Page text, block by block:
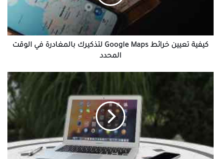
الوقت
المحدد
كيفية تعيين خرائط Google Maps لتذكيرك بالمغادرة في الوقت
المحدد
أفضل
5
رائعة
Mac